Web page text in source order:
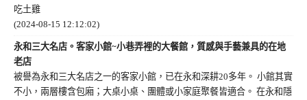
吃土雞
(2024-08-15 12:12:02)
永和三大名店。客家小館~小巷弄裡的大餐館，質感與手藝兼具的在地
老店
被譽為永和三大名店之一的客家小館，已在永和深耕20多年。 小館其實
不小，兩層樓含包廂；大桌小桌、團體或小家庭聚餐皆適合。 在永和隱